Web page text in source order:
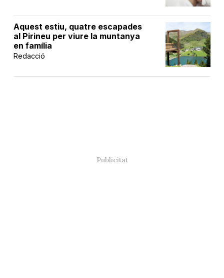
Aquest estiu, quatre escapades
al Pirineu per viure la muntanya
en família
Redacció